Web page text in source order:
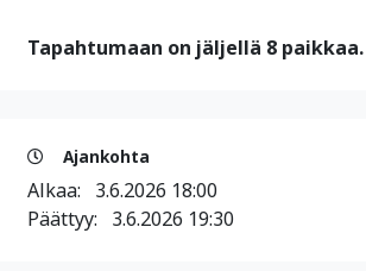
Tapahtumaan on jäljellä 8 paikkaa.
Ajankohta
Alkaa: 3.6.2026 18:00
Päättyy: 3.6.2026 19:30